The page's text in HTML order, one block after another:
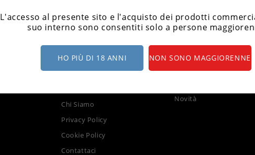
L'accesso al presente sito e l'acquisto dei prodotti
suo interno sono consentiti solo a persone
HO PIÙ DI 18 ANNI NON SONO MAGGIORENNE
PRODOTTI
Novità
LA NOSTRA AZIENDA
Chi Siamo
Privacy Policy
Cookie Policy
Contattaci